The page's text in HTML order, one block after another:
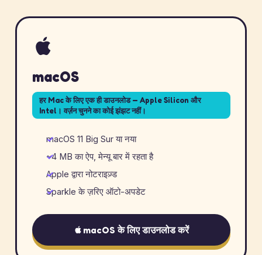
macOS
हर Mac के लिए एक ही डाउनलोड — Apple Silicon और
Intel। वर्ज़न चुनने का कोई झंझट नहीं।
macOS 11 Big Sur या नया
~4 MB का ऐप, मेन्यू बार में रहता है
Apple द्वारा नोटराइज़्ड
Sparkle के ज़रिए ऑटो-अपडेट
macOS के लिए डाउनलोड करें